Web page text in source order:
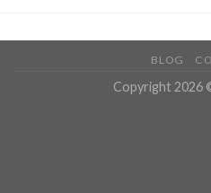
BLOG
Copyright 2026